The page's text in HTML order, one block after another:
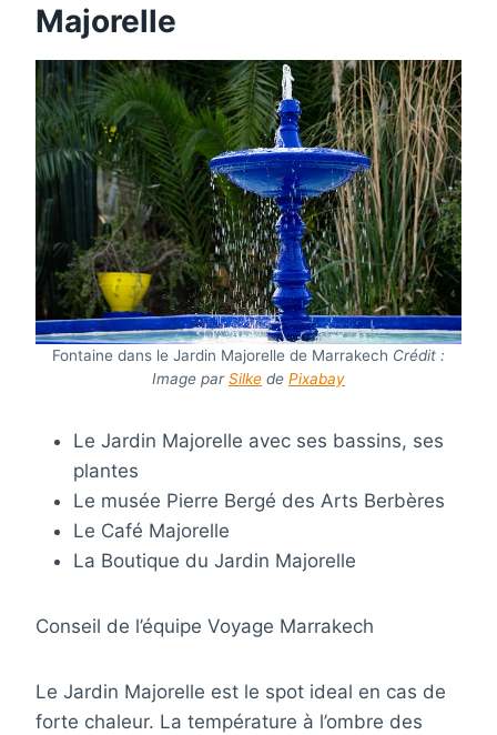
Majorelle
Fontaine dans le Jardin Majorelle de Marrakech Crédit :
Image parSilke de Pixabay
Le Jardin Majorelle avec ses bassins, ses
plantes
Le musée Pierre Bergé des Arts Berbères
Le Café Majorelle
La Boutique du Jardin Majorelle
Conseil de l’équipe Voyage Marrakech
Le Jardin Majorelle est le spot ideal en cas de
forte chaleur. La température à l’ombre des